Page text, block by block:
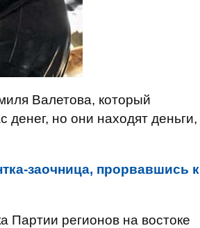
Валетова, который
денег, но они находят деньги,
заочница, прорвавшись к
Партии регионов на востоке